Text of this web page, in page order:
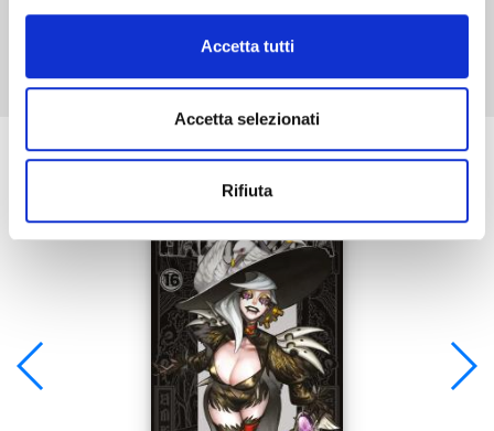
Accetta tutti
Accetta selezionati
Rifiuta
Se ti è piaciuto prova anche: